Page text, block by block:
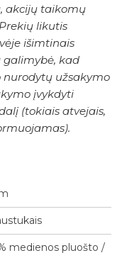
akcijų taikomų
likutis
išimtinais
galimybė, kad
užsakymo
įvykdyti
(tokiais atvejais,
medienos pluošto /